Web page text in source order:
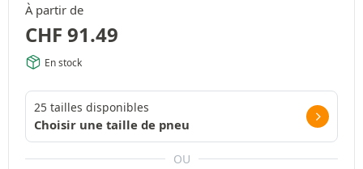
À partir de
CHF 91.49
En stock
25 tailles disponibles
Choisir une taille de pneu
OU